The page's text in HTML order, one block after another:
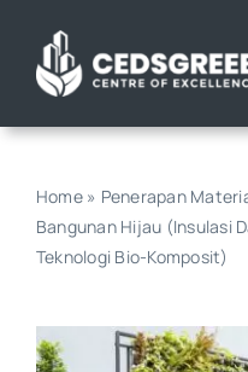
content
Home» Penerapan
Bangunan Hijau (Insulasi
Teknologi Bio-Komposit)